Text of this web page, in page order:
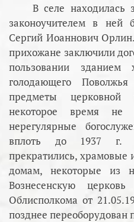
В селе находилась
законоучителем в ней
Сергий Иоаннович
прихожане заключили
пользовании
голодающего
предметы церковной
некоторое время не
нерегулярные
вплоть до 1937 г.
прекратились,
домам, некоторые из
Вознесенскую
Облисполкома от
позднее переоборудован